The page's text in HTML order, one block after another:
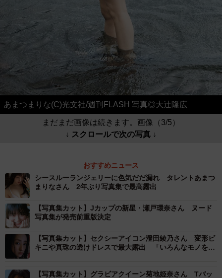
あまつまりな(C)光文社/週刊FLASH 写真◎大辻隆広
まだまだ画像は続きます。画像（3/5）
↓ スクロールで次の写真 ↓
おすすめニュース
シースルーランジェリーに色気だだ漏れ タレントあまつ
まりなさん 2年ぶり写真集で最高露出
【写真集カット】Jカップの新星・瀬戸環奈さん ヌード
写真集が発売前重版決定
【写真集カット】セクシーアイコン澄田綾乃さん 変形ビ
キニや真珠の透けドレスで最大露出 「いろんなモノを使
【写真集カット】グラビアクイーン菊地姫奈さん Tバッ